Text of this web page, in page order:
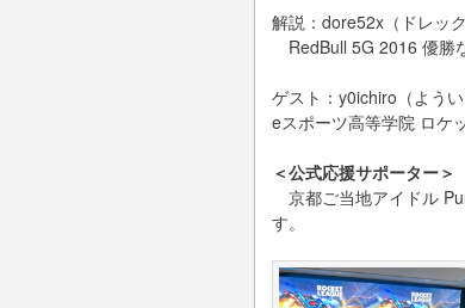
解説：dore52x（ドレッ
RedBull 5G 2016 優勝
ゲスト：y0ichiro（よう
eスポーツ高等学院 ロケ
＜公式応援サポーター＞
京都ご当地アイドル
す。